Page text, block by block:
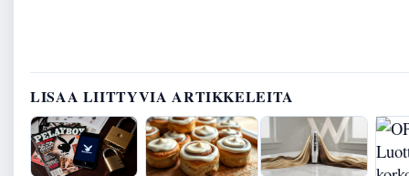
LISAA LIITTYVIA ARTIKKELEITA